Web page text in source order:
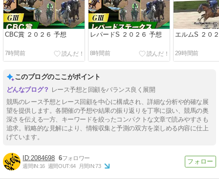
CBC賞 ２０２６ 予想
7時間前
レパードS ２０２６ 予想
8時間前
エルムS ２０
29時間前
このブログのここがポイント
レース予想と回顧をバランス良く展開
競馬のレース予想とレース回顧を中心に構成され、詳細な分析や的確な展
望を提供します。各開催の予想や結果の振り返りを丁寧に扱い、競馬の奥
深さを伝える一方、キーワードを絞ったコンパクトな文章で読みやすさも
追求。戦略的な見解により、情報収集と予測の双方を楽しめる内容に仕上
げています。
2084698 6
週間IN:16 週間OUT:64 月間IN:73